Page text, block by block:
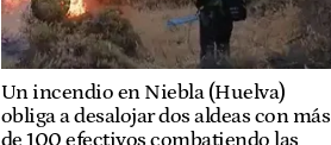
Un incendio en Niebla (Huelva)
obliga a desalojar dos aldeas con más